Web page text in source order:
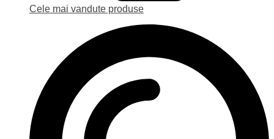
Cele mai vandute produse